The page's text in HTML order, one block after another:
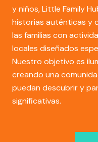
y niños, Little Family
historias auténticas y
las familias con
locales diseñados
Nuestro objetivo es
creando una
puedan descubrir y
significativas.